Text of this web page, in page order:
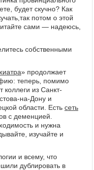
будет скучно? Как
потом о этой
сами — надеюсь,
собственными
» продолжает
теперь, помимо
коллеги из Санкт-
на-Дону и
области. Есть сеть
с деменцией.
и нужна
изучайте и
и всему, что
дублировать в